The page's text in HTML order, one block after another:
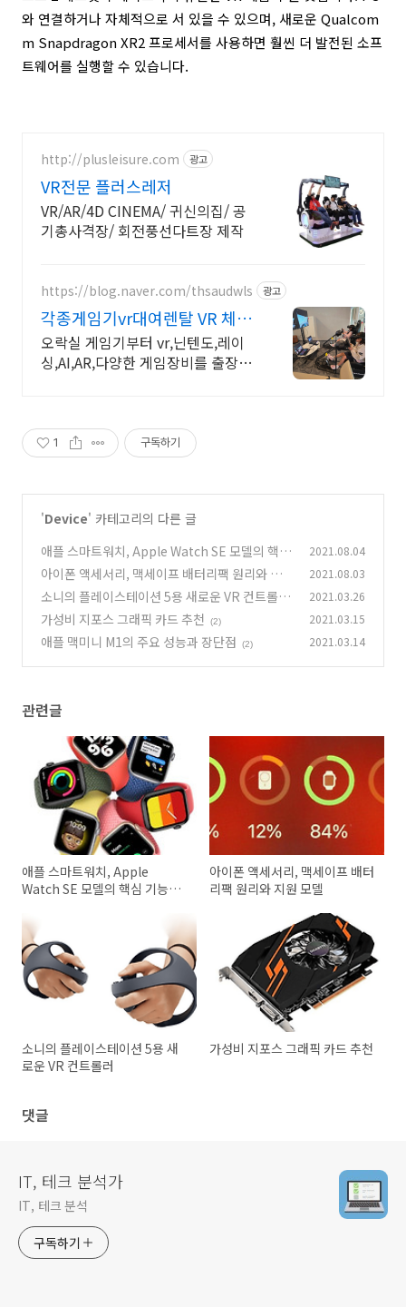
와 연결하거나 자체적으로 서 있을 수 있으며, 새로운 Qualcom
m Snapdragon XR2 프로세서를 사용하면 훨씬 더 발전된 소프
트웨어를 실행할 수 있습니다.
http://plusleisure.com 광고
VR전문 플러스레저
VR/AR/4D CINEMA/ 귀신의집/ 공
기총사격장/ 회전풍선다트장 제작
https://blog.naver.com/thsaudwls 광고
각종게임기vr대여렌탈 VR 체험
각종 오락기 렌탈
오락실 게임기부터 vr,닌텐도,레이
싱,AI,AR,다양한 게임장비를 출장설
1 구독하기
'Device' 카테고리의 다른 글
애플 스마트워치, Apple Watch SE 모델의 핵심
기능과 장단점
(0)
2021.08.04
아이폰 액세서리, 맥세이프 배터리팩 원리와 지
원 모델
(2)
2021.08.03
소니의 플레이스테이션 5용 새로운 VR 컨트롤러
(2)
2021.03.26
가성비 지포스 그래픽 카드 추천 (2) 2021.03.15
애플 맥미니 M1의 주요 성능과 장단점 (2) 2021.03.14
관련글
애플 스마트워치, Apple
Watch SE 모델의 핵심 기능과
아이폰 액세서리, 맥세이프 배터
리팩 원리와 지원 모델
소니의 플레이스테이션 5용 새
로운 VR 컨트롤러
가성비 지포스 그래픽 카드 추천
댓글
IT, 테크 분석가
IT, 테크 분석
구독하기